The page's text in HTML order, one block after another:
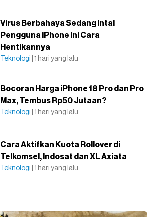
Virus Berbahaya Sedang Intai
Pengguna iPhone Ini Cara
Hentikannya
Teknologi | 1 hari yang lalu
Bocoran Harga iPhone 18 Pro dan Pro
Max, Tembus Rp50 Jutaan?
Teknologi | 1 hari yang lalu
Cara Aktifkan Kuota Rollover di
Telkomsel, Indosat dan XL Axiata
Teknologi | 1 hari yang lalu